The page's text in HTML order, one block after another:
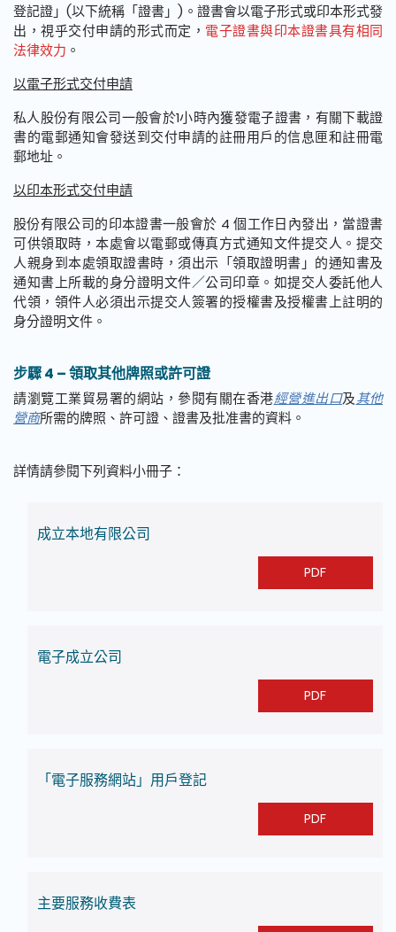
登記證」(以下統稱「證書」)。證書會以電子形式或印本形式發
出，視乎交付申請的形式而定， 電子證書與印本證書具有相同
法律效力 。
以電子形式交付申請
私人股份有限公司一般會於1小時內獲發電子證書，有關下載證
書的電郵通知會發送到交付申請的註冊用戶的信息匣和註冊電
郵地址。
以印本形式交付申請
股份有限公司的印本證書一般會於 4 個工作日內發出，當證書
可供領取時，本處會以電郵或傳真方式通知文件提交人。提交
人親身到本處領取證書時，須出示「領取證明書」的通知書及
通知書上所載的身分證明文件／公司印章。如提交人委託他人
代領，領件人必須出示提交人簽署的授權書及授權書上註明的
身分證明文件。
步驟 4 – 領取其他牌照或許可證
請瀏覽工業貿易署的網站，參閱有關在香港經營進出口及其他
營商所需的牌照、許可證、證書及批准書的資料。
詳情請參閱下列資料小冊子：
成立本地有限公司
PDF
電子成立公司
PDF
「電子服務網站」用戶登記
PDF
主要服務收費表